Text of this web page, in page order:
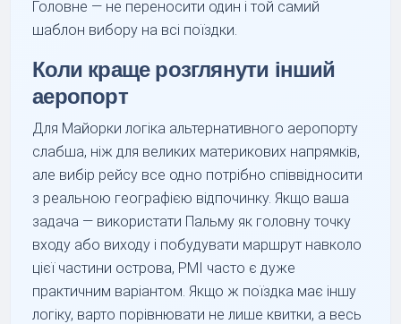
Головне — не переносити один і той самий
шаблон вибору на всі поїздки.
Коли краще розглянути інший
аеропорт
Для Майорки логіка альтернативного аеропорту
слабша, ніж для великих материкових напрямків,
але вибір рейсу все одно потрібно співвідносити
з реальною географією відпочинку. Якщо ваша
задача — використати Пальму як головну точку
входу або виходу і побудувати маршрут навколо
цієї частини острова, PMI часто є дуже
практичним варіантом. Якщо ж поїздка має іншу
логіку, варто порівнювати не лише квитки, а весь